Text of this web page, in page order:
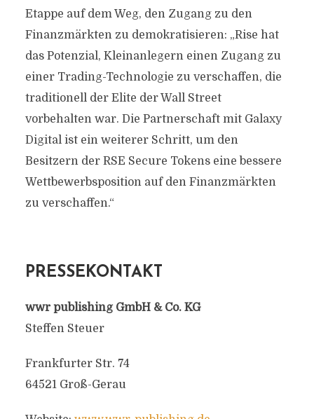
Etappe auf dem Weg, den Zugang zu den
Finanzmärkten zu demokratisieren: „Rise hat
das Potenzial, Kleinanlegern einen Zugang zu
einer Trading-Technologie zu verschaffen, die
traditionell der Elite der Wall Street
vorbehalten war. Die Partnerschaft mit Galaxy
Digital ist ein weiterer Schritt, um den
Besitzern der RSE Secure Tokens eine bessere
Wettbewerbsposition auf den Finanzmärkten
zu verschaffen.“
PRESSEKONTAKT
wwr publishing GmbH & Co. KG
Steffen Steuer
Frankfurter Str. 74
64521 Groß-Gerau